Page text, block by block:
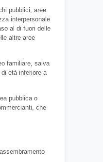
pubblici, aree
interpersonale
al di fuori delle
altre aree
familiare, salva
età inferiore a
pubblica o
che